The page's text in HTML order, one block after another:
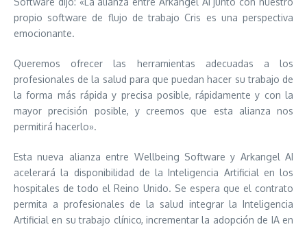
propio software de flujo de trabajo Cris es una perspectiva
emocionante.
Queremos ofrecer las herramientas adecuadas a los
profesionales de la salud para que puedan hacer su trabajo de
la forma más rápida y precisa posible, rápidamente y con la
mayor precisión posible, y creemos que esta alianza nos
permitirá hacerlo».
Esta nueva alianza entre Wellbeing Software y Arkangel AI
acelerará la disponibilidad de la Inteligencia Artificial en los
hospitales de todo el Reino Unido. Se espera que el contrato
permita a profesionales de la salud integrar la Inteligencia
Artificial en su trabajo clínico, incrementar la adopción de IA en